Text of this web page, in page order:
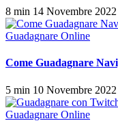
8 min 14 Novembre 2022
Guadagnare Online
Come Guadagnare
5 min 10 Novembre 2022
Guadagnare Online